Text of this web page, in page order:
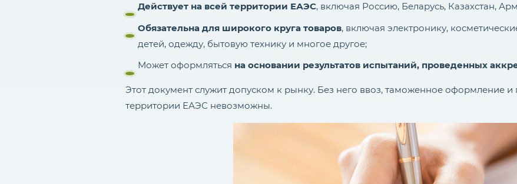
Действует на всей территории ЕАЭС, включая Россию, Беларусь, Казахстан,
Обязательна для широкого круга товаров, включая электронику,
детей, одежду, бытовую технику и многое другое;
Может оформляться на основании результатов испытаний, проведенных
Этот документ служит допуском к рынку. Без него ввоз, таможенное оформление
территории ЕАЭС невозможны.